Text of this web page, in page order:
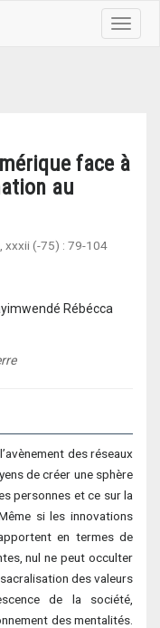
Toggle
face à
au
, xxxii (-75) : 79-104
Rébécca
des réseaux
de créer une sphère
personnes et ce sur la
si les innovations
en termes de
nul ne peut occulter
des valeurs
de la société,
des mentalités.